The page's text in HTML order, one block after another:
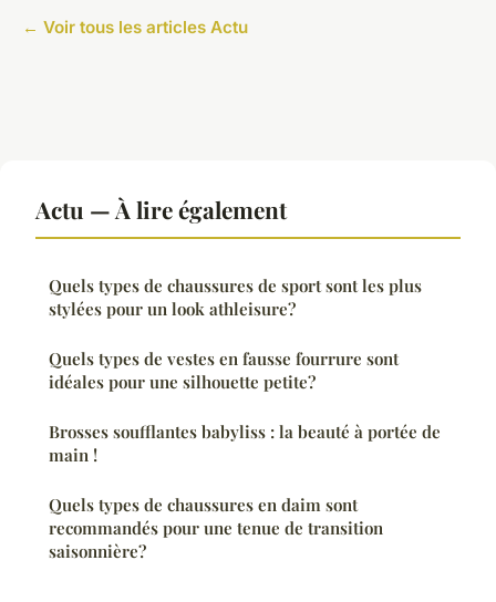
← Voir tous les articles Actu
Actu — À lire également
Quels types de chaussures de sport sont les plus
stylées pour un look athleisure?
Quels types de vestes en fausse fourrure sont
idéales pour une silhouette petite?
Brosses soufflantes babyliss : la beauté à portée de
main !
Quels types de chaussures en daim sont
recommandés pour une tenue de transition
saisonnière?